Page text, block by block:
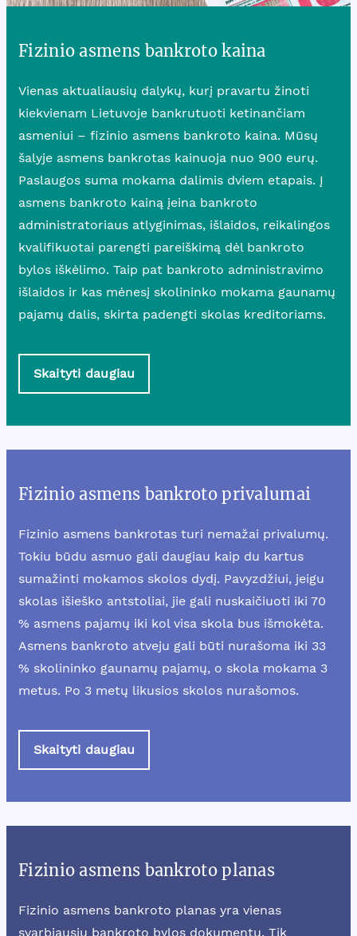
Fizinio asmens bankroto kaina
Vienas aktualiausių dalykų, kurį pravartu žinoti
kiekvienam Lietuvoje bankrutuoti ketinančiam
asmeniui – fizinio asmens bankroto kaina. Mūsų
šalyje asmens bankrotas kainuoja nuo 900 eurų.
Paslaugos suma mokama dalimis dviem etapais. Į
asmens bankroto kainą įeina bankroto
administratoriaus atlyginimas, išlaidos, reikalingos
kvalifikuotai parengti pareiškimą dėl bankroto
bylos iškėlimo. Taip pat bankroto administravimo
išlaidos ir kas mėnesį skolininko mokama gaunamų
pajamų dalis, skirta padengti skolas kreditoriams.
Skaityti daugiau
Fizinio asmens bankroto privalumai
Fizinio asmens bankrotas turi nemažai privalumų.
Tokiu būdu asmuo gali daugiau kaip du kartus
sumažinti mokamos skolos dydį. Pavyzdžiui, jeigu
skolas išieško antstoliai, jie gali nuskaičiuoti iki 70
% asmens pajamų iki kol visa skola bus išmokėta.
Asmens bankroto atveju gali būti nurašoma iki 33
% skolininko gaunamų pajamų, o skola mokama 3
metus. Po 3 metų likusios skolos nurašomos.
Skaityti daugiau
Fizinio asmens bankroto planas
Fizinio asmens bankroto planas yra vienas
svarbiausių bankroto bylos dokumentų. Tik